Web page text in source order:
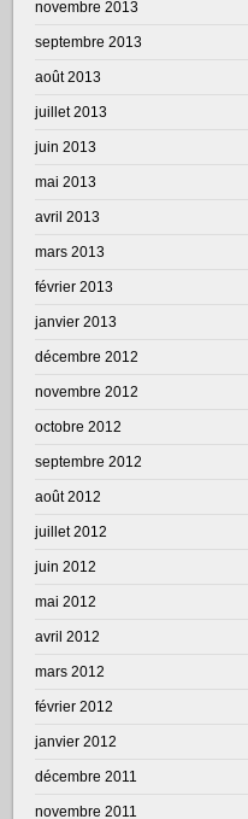
novembre 2013
septembre 2013
août 2013
juillet 2013
juin 2013
mai 2013
avril 2013
mars 2013
février 2013
janvier 2013
décembre 2012
novembre 2012
octobre 2012
septembre 2012
août 2012
juillet 2012
juin 2012
mai 2012
avril 2012
mars 2012
février 2012
janvier 2012
décembre 2011
novembre 2011